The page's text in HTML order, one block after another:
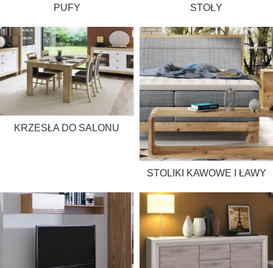
PUFY STOŁY
KRZESŁA DO SALONU
STOLIKI KAWOWE I ŁAWY